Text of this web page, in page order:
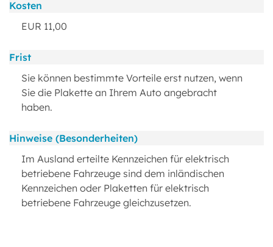
Kosten
EUR 11,00
Frist
Sie können bestimmte Vorteile erst nutzen, wenn
Sie die Plakette an Ihrem Auto angebracht
haben.
Hinweise (Besonderheiten)
Im Ausland erteilte Kennzeichen für elektrisch
betriebene Fahrzeuge sind dem inländischen
Kennzeichen oder Plaketten für elektrisch
betriebene Fahrzeuge gleichzusetzen.